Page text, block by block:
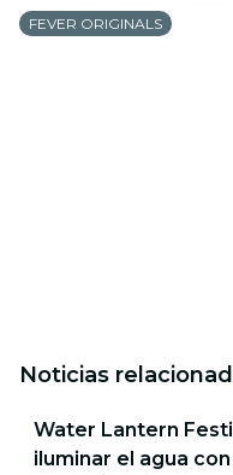
FEVER ORIGINALS
Noticias
Water Lantern
iluminar el agua